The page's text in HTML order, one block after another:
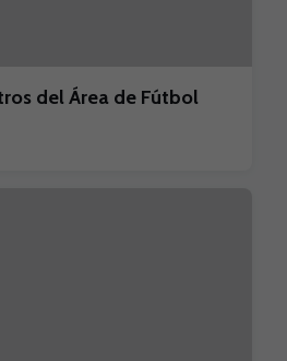
del Área de Fútbol